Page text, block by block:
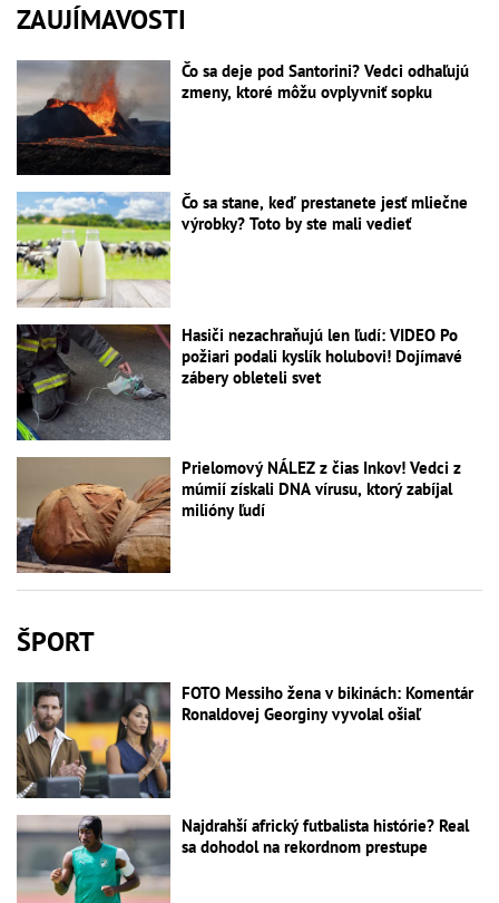
ZAUJÍMAVOSTI
Čo sa deje pod Santorini? Vedci odhaľujú
zmeny, ktoré môžu ovplyvniť sopku
Čo sa stane, keď prestanete jesť mliečne
výrobky? Toto by ste mali vedieť
Hasiči nezachraňujú len ľudí: VIDEO Po
požiari podali kyslík holubovi! Dojímavé
zábery obleteli svet
Prielomový NÁLEZ z čias Inkov! Vedci z
múmií získali DNA vírusu, ktorý zabíjal
milióny ľudí
ŠPORT
FOTO Messiho žena v bikinách: Komentár
Ronaldovej Georginy vyvolal ošiaľ
Najdrahší africký futbalista histórie? Real
sa dohodol na rekordnom prestupe